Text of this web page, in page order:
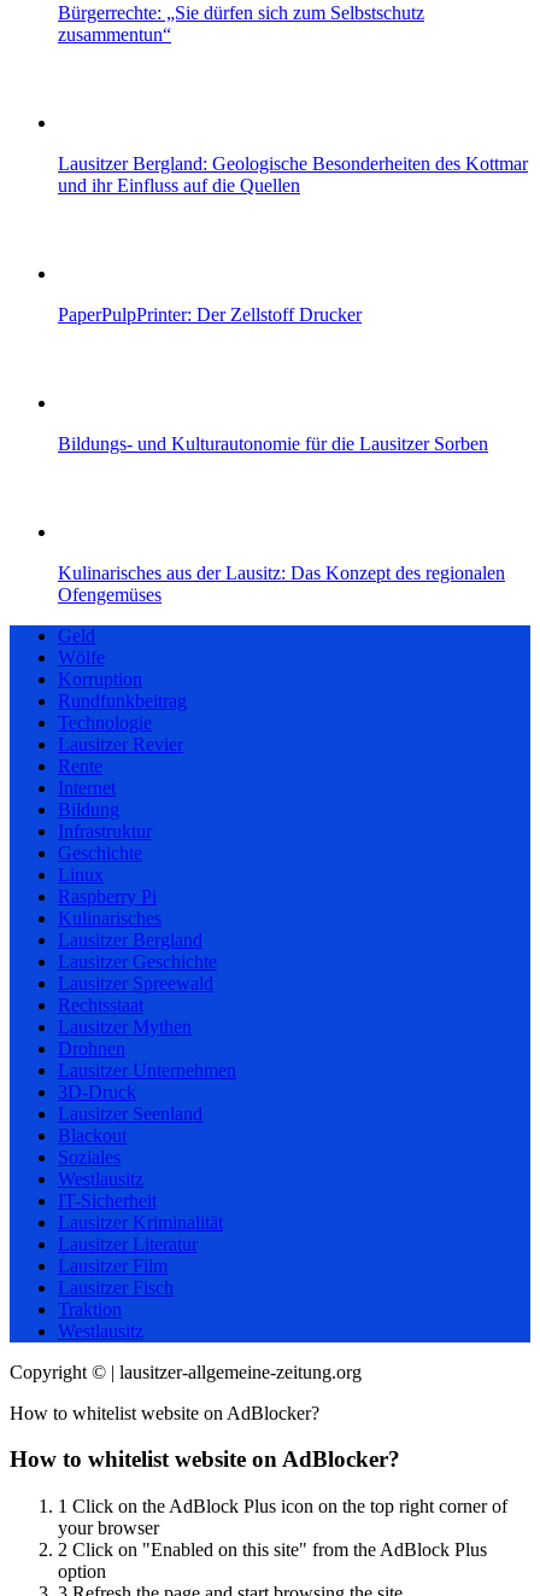
Bürgerrechte: „Sie dürfen sich zum Selbstschutz
zusammentun“
Lausitzer Bergland: Geologische Besonderheiten des Kottmar
und ihr Einfluss auf die Quellen
PaperPulpPrinter: Der Zellstoff Drucker
Bildungs- und Kulturautonomie für die Lausitzer Sorben
Kulinarisches aus der Lausitz: Das Konzept des regionalen
Ofengemüses
Geld
Wölfe
Korruption
Rundfunkbeitrag
Technologie
Lausitzer Revier
Rente
Internet
Bildung
Infrastruktur
Geschichte
Linux
Raspberry Pi
Kulinarisches
Lausitzer Bergland
Lausitzer Geschichte
Lausitzer Spreewald
Rechtsstaat
Lausitzer Mythen
Drohnen
Lausitzer Unternehmen
3D-Druck
Lausitzer Seenland
Blackout
Soziales
Westlausitz
IT-Sicherheit
Lausitzer Kriminalität
Lausitzer Literatur
Lausitzer Film
Lausitzer Fisch
Traktion
Westlausitz
Copyright © | lausitzer-allgemeine-zeitung.org
How to whitelist website on AdBlocker?
How to whitelist website on AdBlocker?
1 Click on the AdBlock Plus icon on the top right corner of
your browser
2 Click on "Enabled on this site" from the AdBlock Plus
option